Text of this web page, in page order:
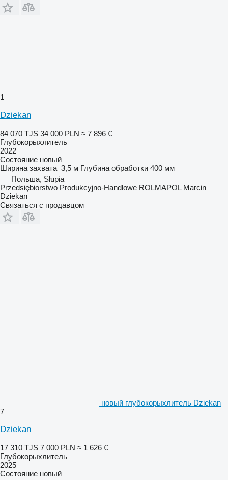
1
Dziekan
84 070 TJS 34 000 PLN ≈ 7 896 €
Глубокорыхлитель
2022
Состояние новый
Ширина захвата 3,5 м Глубина обработки 400 мм
Польша, Słupia
Przedsiębiorstwo Produkcyjno-Handlowe ROLMAPOL Marcin
Dziekan
Связаться с продавцом
новый глубокорыхлитель Dziekan
7
Dziekan
17 310 TJS 7 000 PLN ≈ 1 626 €
Глубокорыхлитель
2025
Состояние новый